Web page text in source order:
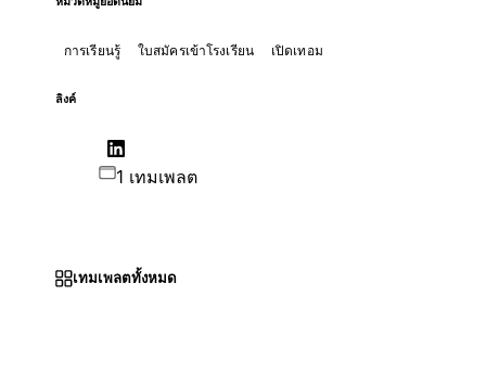
การเรียนรู้ ใบสมัครเข้าโรงเรียน เปิดเทอม
ลิงค์
1 เทมเพลต
เทมเพลตทั้งหมด